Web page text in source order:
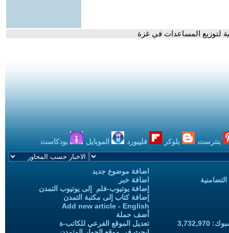
لتوزيع المساعدات في غزة
بنترست بلوكر فليبورد الموبايل بودكاست
اضافة موضوع جديد
اضافة خبر
إضافة يوتيوب-فلم إلى يوتيوب التمدن
إضافة كتاب إلى مكتبة التمدن
Add new article - English
أضف حملة
تعديل الموقع الفرعي للكاتب-ة